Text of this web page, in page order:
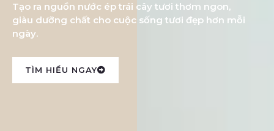
Tạo ra nguồn nước ép trái cây tươi thơm ngon,
giàu dưỡng chất cho cuộc sống tươi đẹp hơn mỗi
ngày.
TÌM HIỂU NGAY